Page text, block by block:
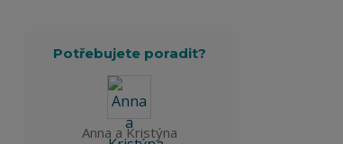
Potřebujete poradit?
Anna a Kristýna